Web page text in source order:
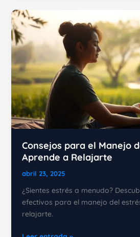
Estrategias
efectivas
para
evitar
autosabotaje
Consejos para el Manejo
Aprende a Relajarte
abril 23, 2025
¿Sientes estrés a menudo?
efectivos para el manejo del
relajarte.